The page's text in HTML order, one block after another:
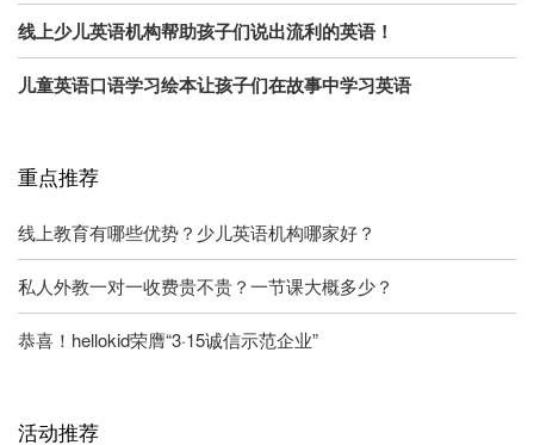
线上少儿英语机构帮助孩子们说出流利的英语！
儿童英语口语学习绘本让孩子们在故事中学习英语
重点推荐
线上教育有哪些优势？少儿英语机构哪家好？
私人外教一对一收费贵不贵？一节课大概多少？
恭喜！hellokid荣膺“3·15诚信示范企业”
活动推荐